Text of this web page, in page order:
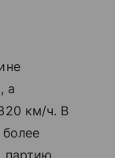
а
км/ч. В
партию